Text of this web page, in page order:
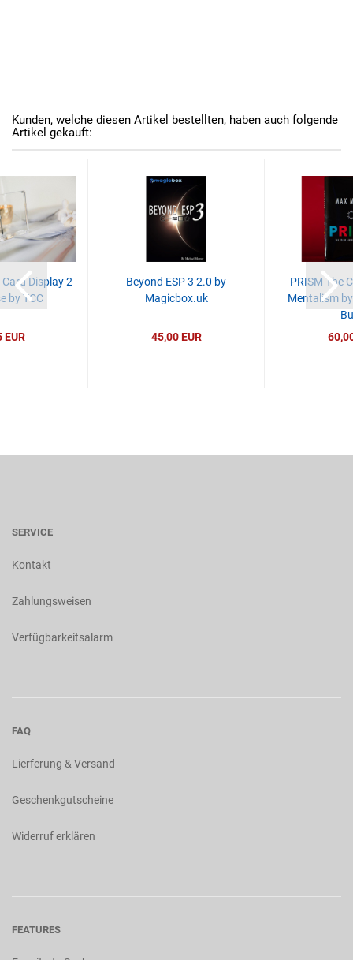
Kunden, welche diesen Artikel bestellten, haben auch folgende
Artikel gekauft:
Display 2
by TCC
EUR
Beyond ESP 3 2.0 by
Magicbox.uk
45,00 EUR
PRISM The
Mentalism
SERVICE
Kontakt
Zahlungsweisen
Verfügbarkeitsalarm
FAQ
Lierferung & Versand
Geschenkgutscheine
Widerruf erklären
FEATURES